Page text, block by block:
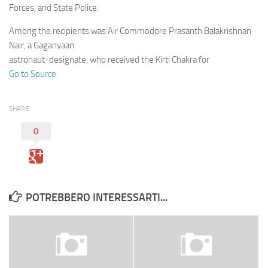
Forces, and State Police.
Among the recipients was Air Commodore Prasanth Balakrishnan
Nair, a Gaganyaan
astronaut-designate, who received the Kirti Chakra for
Go to Source
SHARE
0
POTREBBERO INTERESSARTI...